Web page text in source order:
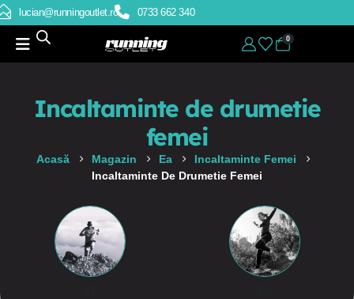
lucian@runningoutlet.ro 0733 662 340
0
Incaltaminte de drumetie
femei
Acasă Magazin Ea
Incaltaminte Femei
Incaltaminte De Drumetie Femei